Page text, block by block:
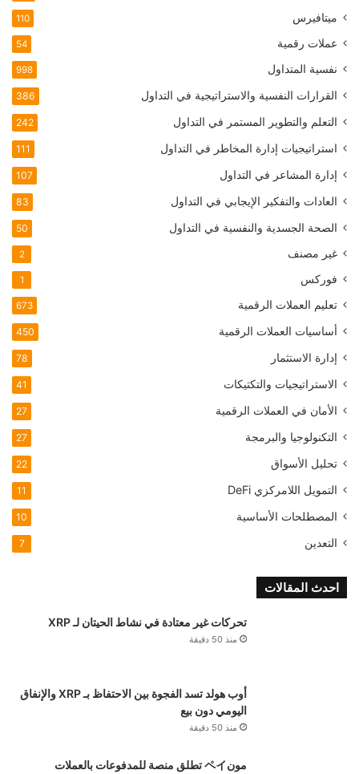
ميتافيرس 110
عملات رقمية 54
نفسية المتداول 998
القرارات النفسية والاستراتيجية في التداول 386
التعلم والتطوير المستمر في التداول 242
استراتيجيات إدارة المخاطر في التداول 111
إدارة المشاعر في التداول 107
العادات والتفكير الإيجابي في التداول 83
الصحة الجسدية والنفسية في التداول 50
غير مصنف 2
فوركس 1
تعليم العملات الرقمية 673
أساسيات العملات الرقمية 450
إدارة الاستثمار 78
الاستراتيجيات والتكتيكات 41
الأمان في العملات الرقمية 27
التكنولوجيا والبرمجة 27
تحليل الأسواق 22
التمويل اللامركزي DeFi
11
المصطلحات الأساسية 10
التعدين 7
احدث المقالات
تحركات غير معتادة في نشاط الحيتان لـ XRP
منذ 50 دقيقة
أوب هولد تسد الفجوة بين الاحتفاظ بـ XRP والإنفاق
اليومي دون بيع
منذ 50 دقيقة
مونペイ تطلق منصة للمدفوعات بالعملات